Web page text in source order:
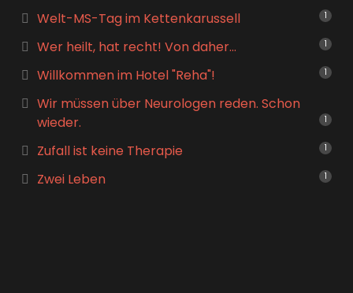
Welt-MS-Tag im Kettenkarussell 1
Wer heilt, hat recht! Von daher… 1
Willkommen im Hotel "Reha"! 1
Wir müssen über Neurologen reden. Schon
wieder.
1
Zufall ist keine Therapie 1
Zwei Leben 1